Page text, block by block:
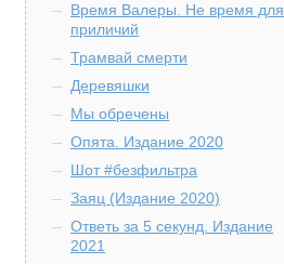
Время Валеры. Не время для
приличий
Трамвай смерти
Деревяшки
Мы обречены
Опята. Издание 2020
Шот #безфильтра
Заяц (Издание 2020)
Ответь за 5 секунд. Издание
2021